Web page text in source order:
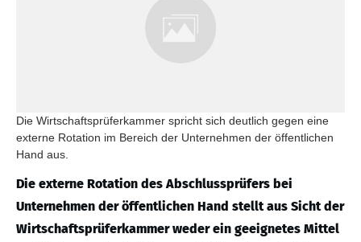
Die Wirtschaftsprüferkammer spricht sich deutlich gegen eine
externe Rotation im Bereich der Unternehmen der öffentlichen
Hand aus.
Die externe Rotation des Abschlussprüfers bei
Unternehmen der öffentlichen Hand stellt aus Sicht der
Wirtschaftsprüferkammer weder ein geeignetes Mittel